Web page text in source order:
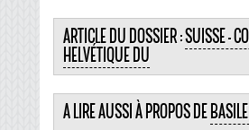
ARTICLE DU DOSSIER :SUISSE -
HELVÉTIQUE DU
A LIRE AUSSI À PROPOS DE